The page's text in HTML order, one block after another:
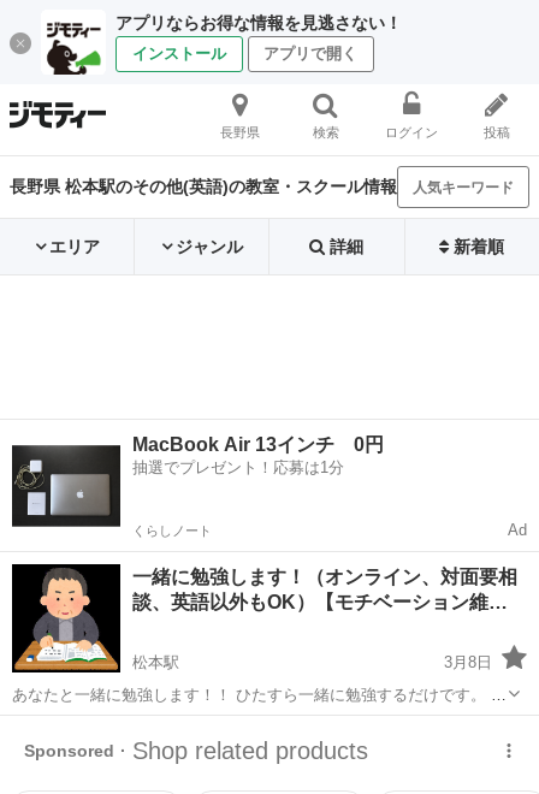
アプリならお得な情報を見逃さない！
インストール アプリで開く
長野県 検索 ログイン 投稿
長野県 松本駅のその他(英語)の教室・スクール情報 人気キーワード
エリア ジャンル 詳細 新着順
MacBook Air 13インチ 0円
抽選でプレゼント！応募は1分
くらしノート Ad
一緒に勉強します！（オンライン、対面要相
談、英語以外もOK）【モチベーション維…
松本駅
3月8日
あなたと一緒に勉強します！！ ひたすら一緒に勉強するだけです。 カ
テゴリーは「英語」ですが、どんな勉強でもかまいません。 また、勉
強に限らず、読書等、基本的に会話をしなくてもよい活動（絶対に会
話禁止ではないですが）...